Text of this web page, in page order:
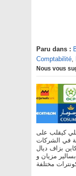
Paru dans :
Comptabilité,
Nous vous
كيقلب على
في الشركات
بزاف ديال
مزيان و
مختلفة